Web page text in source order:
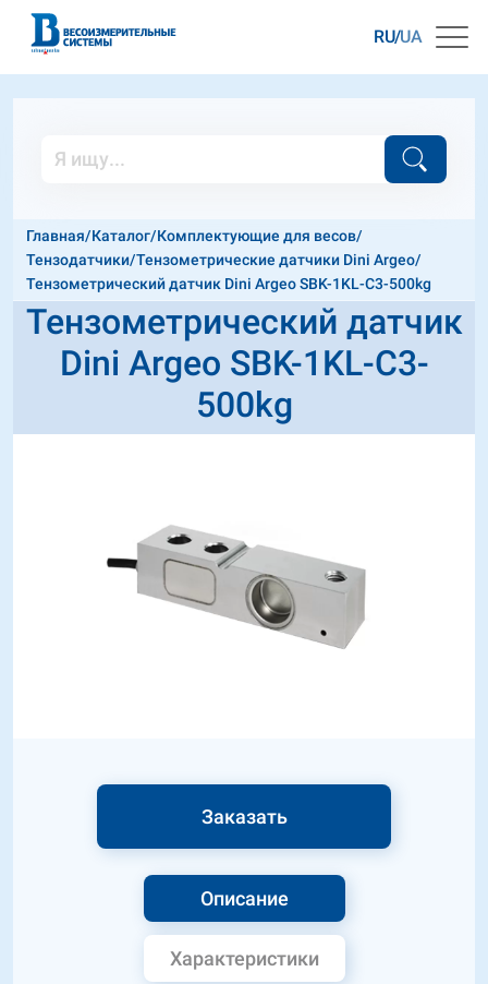
RU UA
Главная/Каталог/Комплектующие для весов/
Тензодатчики/Тензометрические датчики Dini Argeo/
Тензометрический датчик Dini Argeo SBK-1KL-C3-500kg
Тензометрический датчик
Dini Argeo SBK-1KL-C3-
500kg
Описание
Характеристики
Заказать